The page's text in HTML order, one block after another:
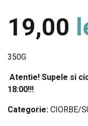
19,00
350G
Atentie! Supele si
18:00!!!
Categorie: CIORBE/